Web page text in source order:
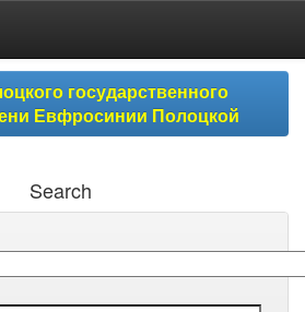
государственного
Евфросинии Полоцкой
Search